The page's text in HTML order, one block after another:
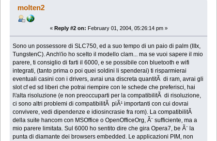
molten2
« Reply #2 on: February 01, 2004, 05:26:14 pm »
Sono un possessore di SLC750, ed a suo tempo di un paio di palm (IIIx,
TungstenC). Anch\'io ho scelto il modello clam... ma se vuoi sapere il mio
parere, ti consiglio di farti il 6000, e se possibile con bluetooth e wifi
integrati, (tanto prima o poi quei soldini li spenderai) ti risparmierai
eventuali casini con i drivers, avrai una discreta quantitÃ di ram, avrai gli
slot cf ed sd liberi che potrai riempire con le schede che preferisci, hai
l\'alta risoluzione (e non preoccuparti per la compatibilitÃ di risoluzione,
ci sono altri problemi di compatibilitÃ piÃ¹ importanti con cui dovrai
convivere, vedi dipendenze e idiosincrasie fra rom). La compatibilitÃ
della suite hancom con MSOffice o OpenOfficeOrg, Ã¨ sufficiente, ma a
mio parere limitata. Sul 6000 ho sentito dire che gira Opera7, be Ã¨ la
punta di diamante dei browsers embedded. Le applicazioni PIM, non